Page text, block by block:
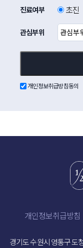
진료여부 초진
관심부위
개인정보취급방침동의
개인정보취급방침
경기도 수원시 영통구 도